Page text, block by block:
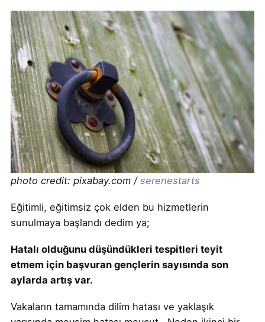
photo credit: pixabay.com / serenestarts
Eğitimli, eğitimsiz çok elden bu hizmetlerin
sunulmaya başlandı dedim ya;
Hatalı olduğunu düşündükleri tespitleri teyit
etmem için başvuran gençlerin sayısında son
aylarda artış var.
Vakaların tamamında dilim hatası ve yaklaşık